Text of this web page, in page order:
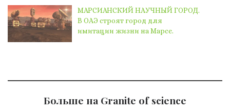
МАРСИАНСКИЙ НАУЧНЫЙ ГОРОД.
В ОАЭ строят город для
имитации жизни на Марсе.
Больше на Granite of science